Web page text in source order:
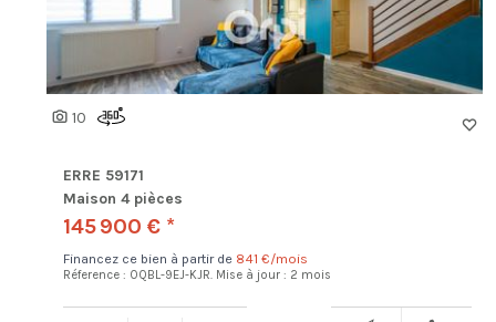
10
ERRE 59171
Maison 4 pièces
145 900 € *
Financez ce bien à partir de 841 €/mois
Réference : OQBL-9EJ-KJR. Mise à jour : 2 mois